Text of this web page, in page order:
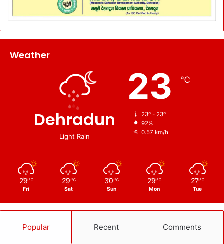
Weather
Dehradun
Light Rain
23 ℃
23º - 23º
92%
0.57 km/h
29 ℃
Fri
29 ℃
Sat
30 ℃
Sun
29 ℃
Mon
27 ℃
Tue
Popular Recent Comments